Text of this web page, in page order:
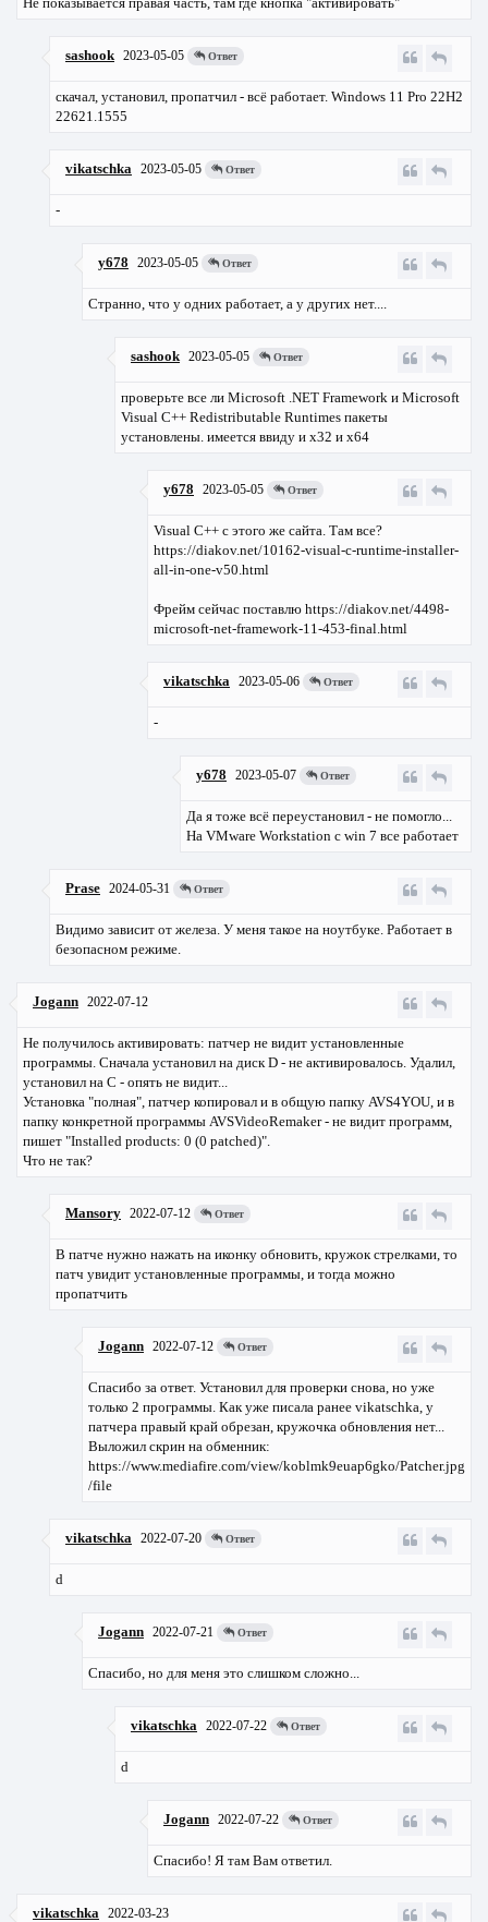
sashook 2023-05-05 Ответ
скачал, установил, пропатчил - всё работает. Windows 11 Pro 22H2
22621.1555
vikatschka 2023-05-05 Ответ
-
y678 2023-05-05 Ответ
Странно, что у одних работает, а у других нет....
sashook 2023-05-05 Ответ
проверьте все ли Microsoft .NET Framework и Microsoft
Visual C++ Redistributable Runtimes пакеты
установлены. имеется ввиду и х32 и х64
y678 2023-05-05 Ответ
Visual C++ с этого же сайта. Там все?
https://diakov.net/10162-visual-c-runtime-installer-
all-in-one-v50.html
Фрейм сейчас поставлю https://diakov.net/4498-
microsoft-net-framework-11-453-final.html
vikatschka 2023-05-06 Ответ
-
y678 2023-05-07 Ответ
Да я тоже всё переустановил - не помогло...
На VMware Workstation с win 7 все работает
Prase 2024-05-31 Ответ
Видимо зависит от железа. У меня такое на ноутбуке. Работает в
безопасном режиме.
Jogann 2022-07-12
Не получилось активировать: патчер не видит установленные
программы. Сначала установил на диск D - не активировалось. Удалил,
установил на С - опять не видит...
Установка "полная", патчер копировал и в общую папку AVS4YOU, и в
папку конкретной программы AVSVideoRemaker - не видит программ,
пишет "Installed products: 0 (0 patched)".
Что не так?
Mansory 2022-07-12 Ответ
В патче нужно нажать на иконку обновить, кружок стрелками, то
патч увидит установленные программы, и тогда можно
пропатчить
Jogann 2022-07-12 Ответ
Спасибо за ответ. Установил для проверки снова, но уже
только 2 программы. Как уже писала ранее vikatschka, у
патчера правый край обрезан, кружочка обновления нет...
Выложил скрин на обменник:
https://www.mediafire.com/view/koblmk9euap6gko/Patcher.jpg
/file
vikatschka 2022-07-20 Ответ
d
Jogann 2022-07-21 Ответ
Спасибо, но для меня это слишком сложно...
vikatschka 2022-07-22 Ответ
d
Jogann 2022-07-22 Ответ
Спасибо! Я там Вам ответил.
vikatschka 2022-03-23